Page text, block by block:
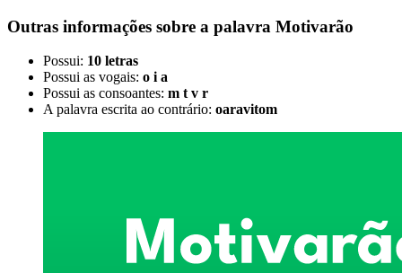
Outras informações sobre a palavra Motivarão
Possui: 10 letras
Possui as vogais: o i a
Possui as consoantes: m t v r
A palavra escrita ao contrário: oaravitom